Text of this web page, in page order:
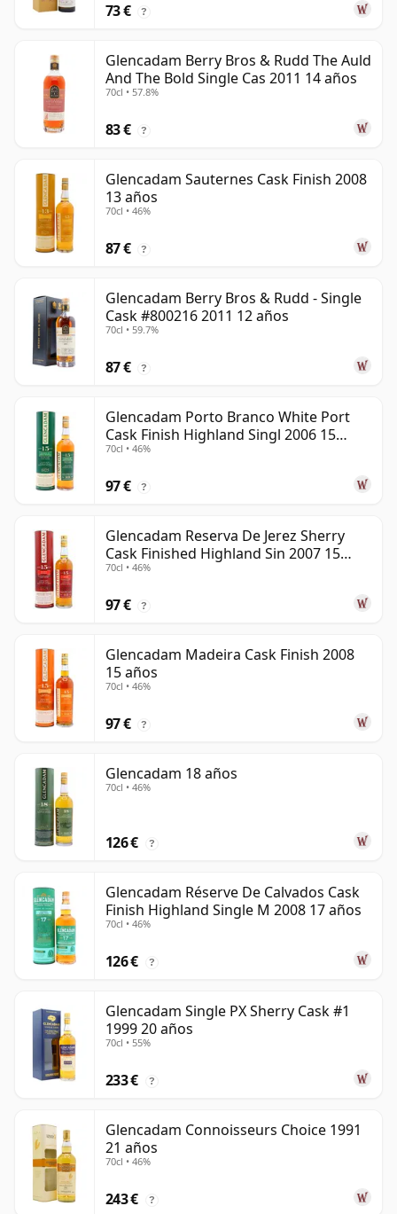
73 € ?
Glencadam Berry Bros & Rudd The Auld
And The Bold Single Cas 2011 14 años
70cl • 57.8%
83 € ?
Glencadam Sauternes Cask Finish 2008
13 años
70cl • 46%
87 € ?
Glencadam Berry Bros & Rudd - Single
Cask #800216 2011 12 años
70cl • 59.7%
87 € ?
Glencadam Porto Branco White Port
Cask Finish Highland Singl 2006 15
años
70cl • 46%
97 € ?
Glencadam Reserva De Jerez Sherry
Cask Finished Highland Sin 2007 15
años
70cl • 46%
97 € ?
Glencadam Madeira Cask Finish 2008
15 años
70cl • 46%
97 € ?
Glencadam 18 años
70cl • 46%
126 € ?
Glencadam Réserve De Calvados Cask
Finish Highland Single M 2008 17 años
70cl • 46%
126 € ?
Glencadam Single PX Sherry Cask #1
1999 20 años
70cl • 55%
233 € ?
Glencadam Connoisseurs Choice 1991
21 años
70cl • 46%
243 € ?